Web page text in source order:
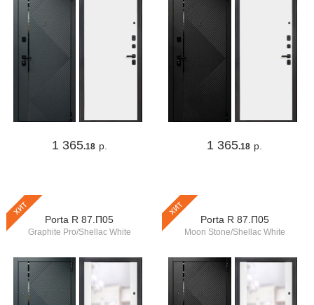
1 365.18 р. 1 365.18 р.
хит
Porta R 87.П05
Graphite Pro/Shellac White
хит
Porta R 87.П05
Moon Stone/Shellac White